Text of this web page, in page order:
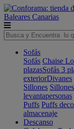
Baleares Canarias
Sofás
Sofás Chaise
plazasSofás 3
exteriorDivanes
Sillones
levantapersonas
Puffs Puffs
almacenaje
Descanso